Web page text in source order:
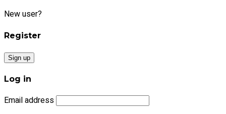
New user?
Register
Sign up
Log in
Email address